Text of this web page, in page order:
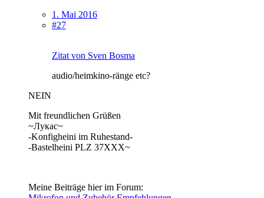
1. Mai 2016
#27
Zitat von Sven Bosma
audio/heimkino-ränge etc?
NEIN
Mit freundlichen Grüßen
~Лукас~
-Konfigheini im Ruhestand-
-Bastelheini PLZ 37XXX~
Meine Beiträge hier im Forum: